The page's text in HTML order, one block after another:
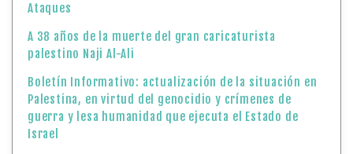
Ataques
A 38 años de la muerte del gran caricaturista
palestino Naji Al-Ali
Boletín Informativo: actualización de la situación en
Palestina, en virtud del genocidio y crímenes de
guerra y lesa humanidad que ejecuta el Estado de
Israel